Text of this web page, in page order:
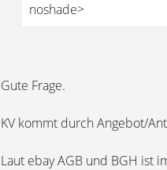
noshade>
Gute Frage.
KV kommt durch Angebot/
Laut ebay AGB und BGH ist